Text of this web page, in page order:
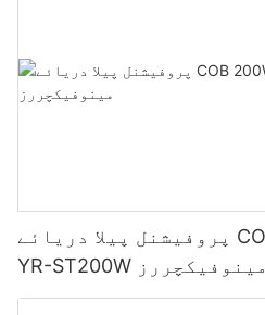
پروفیشنل پیلا دریائے COB 200W اسٹوڈیو لائٹ
YR-ST200W مینوفیکچررز